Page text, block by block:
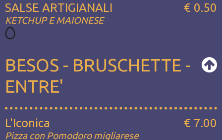
SALSE ARTIGIANALI
KETCHUP E MAIONESE
€ 0.50
BESOS - BRUSCHETTE -
ENTRE'
L'Iconica
Pizza con Pomodoro migliarese
€ 7.00